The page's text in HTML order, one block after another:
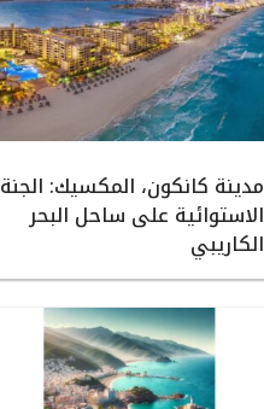
مدينة كانكون، المكسيك: الجنة
الاستوائية على ساحل البحر
الكاريبي